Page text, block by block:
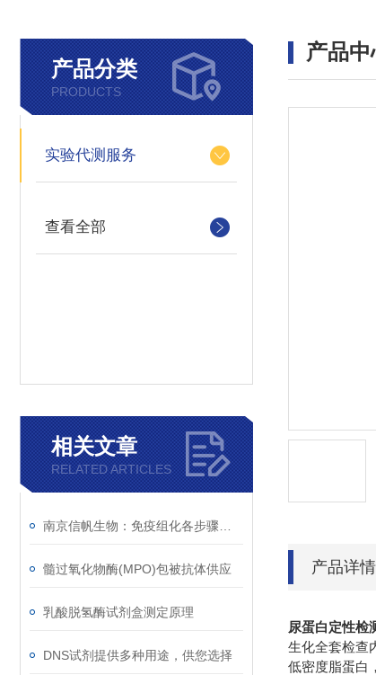
产品分类
PRODUCTS
实验代测服务
查看全部
相关文章
RELATED ARTICLES
髓过氧化物酶(MPO)包被抗体供应
乳酸脱氢酶试剂盒测定原理
DNS试剂提供多种用途，供您选择
产品中
产品详情
尿蛋白定性检
生化全套检查
低密度脂蛋白